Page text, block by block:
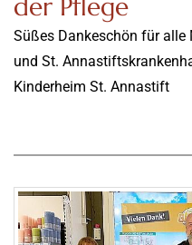
der Pflege
Süßes Dankeschön für
und St.
Kinderheim St. Annastift